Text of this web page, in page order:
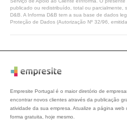
publicado ou redistribuído, total ou parcialmente,
D&B. A Informa D&B tem a sua base de dados
Proteção de Dados (Autorização Nº 32/96,
Empresite Portugal é o maior diretório de
encontrar novos clientes através da publicação
atividade da sua empresa. Atualize a página web
forma gratuita, hoje mesmo.